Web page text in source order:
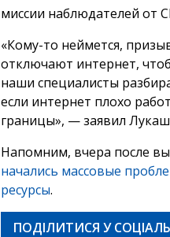
миссии наблюдателей от
«Кому-то неймется,
отключают интернет,
наши специалисты
если интернет плохо
границы», — заявил
Напомним, вчера после
начались массовые
ресурсы.
ПОДІЛИТИСЯ У